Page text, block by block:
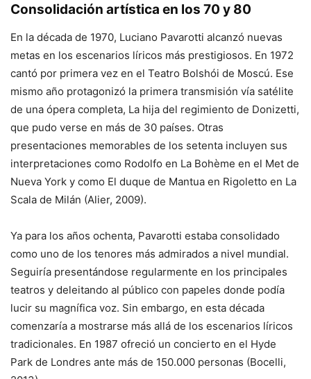
Consolidación artística en los 70 y 80
En la década de 1970, Luciano Pavarotti alcanzó nuevas
metas en los escenarios líricos más prestigiosos. En 1972
cantó por primera vez en el Teatro Bolshói de Moscú. Ese
mismo año protagonizó la primera transmisión vía satélite
de una ópera completa, La hija del regimiento de Donizetti,
que pudo verse en más de 30 países. Otras
presentaciones memorables de los setenta incluyen sus
interpretaciones como Rodolfo en La Bohème en el Met de
Nueva York y como El duque de Mantua en Rigoletto en La
Scala de Milán (Alier, 2009).
Ya para los años ochenta, Pavarotti estaba consolidado
como uno de los tenores más admirados a nivel mundial.
Seguiría presentándose regularmente en los principales
teatros y deleitando al público con papeles donde podía
lucir su magnífica voz. Sin embargo, en esta década
comenzaría a mostrarse más allá de los escenarios líricos
tradicionales. En 1987 ofreció un concierto en el Hyde
Park de Londres ante más de 150.000 personas (Bocelli,